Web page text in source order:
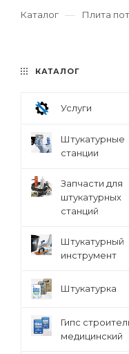
Каталог — Плита
КАТАЛОГ
Услуги
Штукатурные
станции
Запчасти для
штукатурных
станций
Штукатурный
инструмент
Штукатурка
Гипс
медицинский